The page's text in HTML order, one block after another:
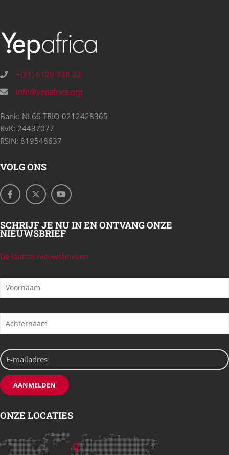
+(31) 6129 938 22
info@yepafrica.org
Bank: NL66 TRIO 0212428365
KvK: 24437077
RSIN: 819548637
VOLG ONS
SCHRIJF JE NU IN EN ONTVANG ONZE
NIEUWSBRIEF
De laatste nieuwsbrieven
ONZE LOCATIES